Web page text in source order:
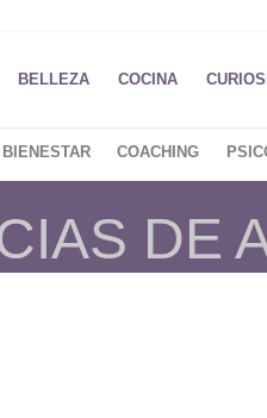
BELLEZA COCINA
BIENESTAR COACHING
DE